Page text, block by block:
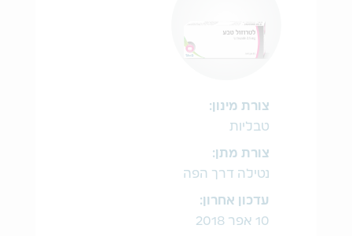
צורת מינון:
טבליות
צורת מתן:
נטילה דרך הפה
עדכון אחרון:
10 אפר 2018